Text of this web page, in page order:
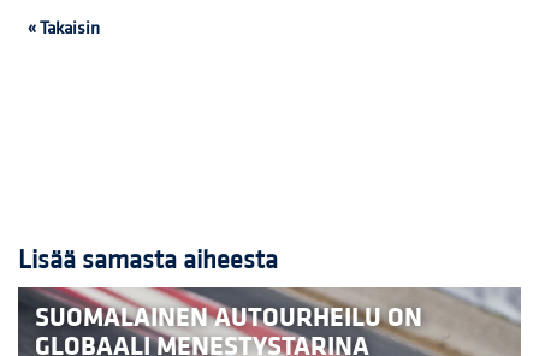
« Takaisin
Lisää samasta aiheesta
SUOMALAINEN AUTOURHEILU ON
GLOBAALI MENESTYSTARINA